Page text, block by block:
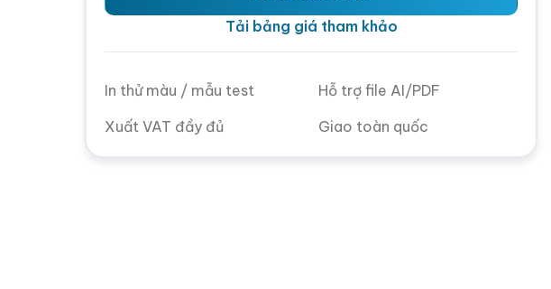
Tải bảng giá tham khảo
In thử màu / mẫu test
Hỗ trợ file AI/PDF
Xuất VAT đầy đủ
Giao toàn quốc